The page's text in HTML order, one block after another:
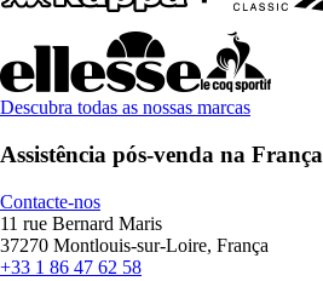
Descubra todas as nossas marcas
Assistência pós-venda na França
Contacte-nos
11 rue Bernard Maris
37270 Montlouis-sur-Loire, França
+33 1 86 47 62 58